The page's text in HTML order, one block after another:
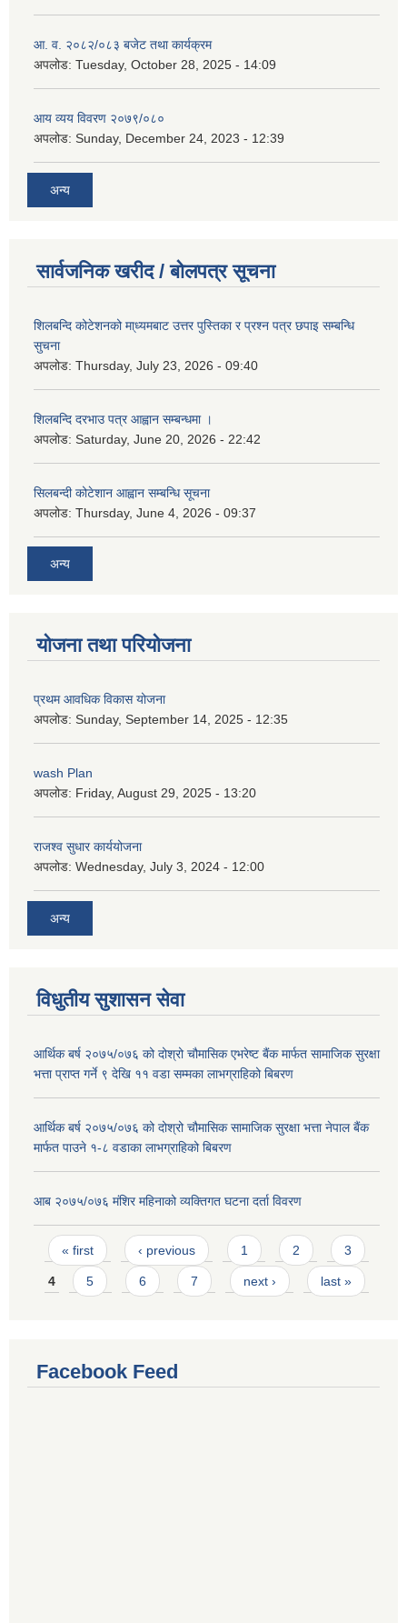
आ. व. २०८२/०८३ बजेट तथा कार्यक्रम
अपलोड: Tuesday, October 28, 2025 - 14:09
आय व्यय विवरण २०७९/०८०
अपलोड: Sunday, December 24, 2023 - 12:39
अन्य
सार्वजनिक खरीद / बोलपत्र सूचना
शिलबन्दि कोटेशनको मा्ध्यमबाट उत्तर पुस्तिका र प्रश्न पत्र छपाइ सम्बन्धि
सुचना
अपलोड: Thursday, July 23, 2026 - 09:40
शिलबन्दि दरभाउ पत्र आह्वान सम्बन्धमा ।
अपलोड: Saturday, June 20, 2026 - 22:42
सिलबन्दी कोटेशान आह्वान सम्बन्धि सूचना
अपलोड: Thursday, June 4, 2026 - 09:37
अन्य
योजना तथा परियोजना
प्रथम आवधिक विकास योजना
अपलोड: Sunday, September 14, 2025 - 12:35
wash Plan
अपलोड: Friday, August 29, 2025 - 13:20
राजश्व सुधार कार्ययोजना
अपलोड: Wednesday, July 3, 2024 - 12:00
अन्य
विधुतीय सुशासन सेवा
आर्थिक बर्ष २०७५/०७६ को दोश्रो चौमासिक एभरेष्ट बैंक मार्फत सामाजिक सुरक्षा
भत्ता प्राप्त गर्ने ९ देखि ११ वडा सम्मका लाभग्राहिको बिबरण
आर्थिक बर्ष २०७५/०७६ को दोश्रो चौमासिक सामाजिक सुरक्षा भत्ता नेपाल बैंक
मार्फत पाउने १-८ वडाका लाभग्राहिको बिबरण
आब २०७५/०७६ मंशिर महिनाको व्यक्तिगत घटना दर्ता विवरण
Pages
« first ‹ previous 1 2 3
4 5 6 7 next › last »
Facebook Feed